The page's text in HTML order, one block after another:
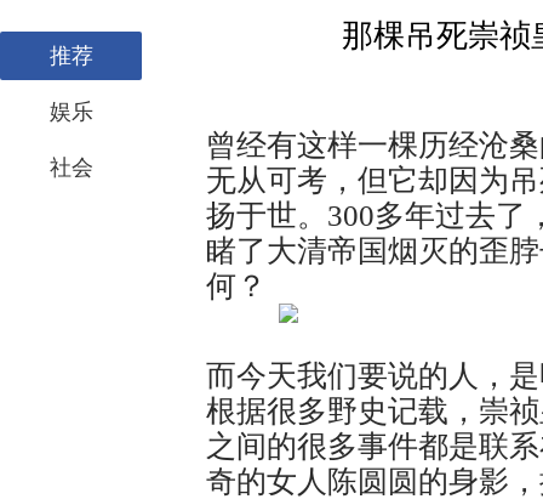
推荐
娱乐
社会
那棵吊死崇祯
曾经有这样一棵历经沧
无从可考，但它却因为
扬于世。300多年过去了
睹了大清帝国烟灭的歪
何？
而今天我们要说的人，
根据很多野史记载，崇
之间的很多事件都是联
奇的女人陈圆圆的身影